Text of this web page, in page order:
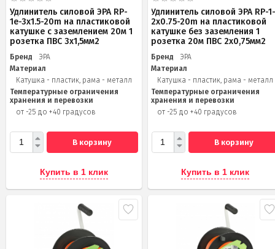
Удлинитель силовой ЭРА RP-
1e-3x1.5-20m на пластиковой
катушке c заземлением 20м 1
розетка ПВС 3х1,5мм2
Бренд
ЭРА
Материал
Катушка - пластик, рама - металл
Температурные ограничения
хранения и перевозки
от -25 до +40 градусов
В корзину
Купить в 1 клик
Удлинитель силовой ЭРА RP-
2x0.75-20m на пластиковой
катушке без заземления 1
розетка 20м ПВС 2х0,75мм2
Бренд
ЭРА
Материал
Катушка - пластик, рама - металл
Температурные ограничения
хранения и перевозки
от -25 до +40 градусов
В корзину
Купить в 1 клик